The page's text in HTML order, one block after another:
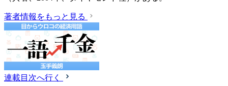
著者情報をもっと見る
連載目次へ行く